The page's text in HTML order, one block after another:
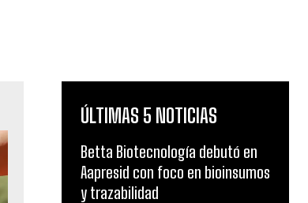
ÚLTIMAS 5 NOTICIAS
Betta Biotecnología debutó en
Aapresid con foco en bioinsumos
y trazabilidad